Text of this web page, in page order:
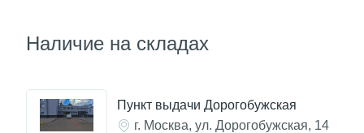
Наличие на складах
Пункт выдачи Дорогобужская
г. Москва, ул. Дорогобужская, 14